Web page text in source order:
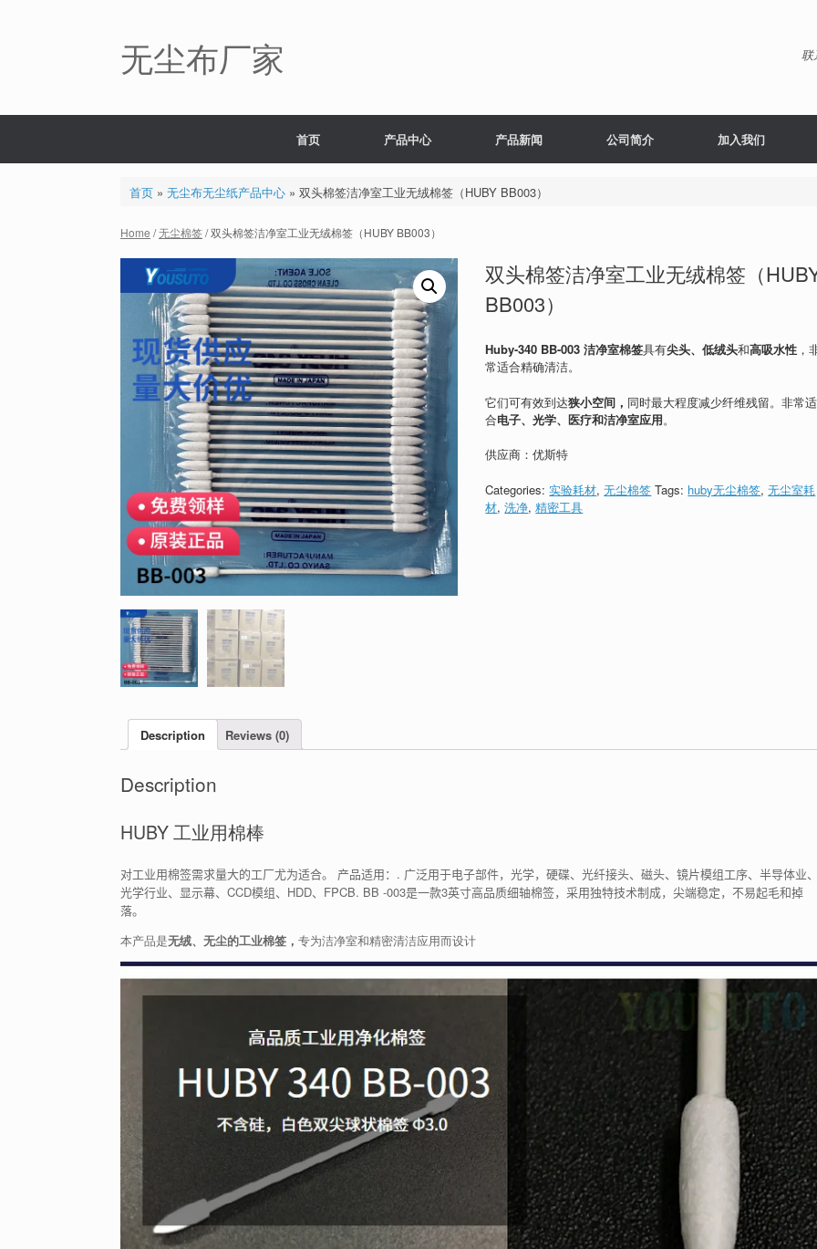
无尘布厂家 联
首页 产品中心 产品新闻 公司简介 加入我们
首页» 无尘布无尘纸产品中心» 双头棉签洁净室工业无绒棉签（HUBY BB003）
Home /无尘棉签/ 双头棉签洁净室工业无绒棉签（HUBY BB003）
双头棉签洁净室工业无绒棉签（
BB003）
Huby-340 BB-003 洁净室棉签具有尖头、低绒头和高吸水性 ，
常适合精确清洁。
它们可有效到达狭小空间， 同时最大程度减少纤维残留。非常适
合电子、光学、医疗和洁净室应用。
供应商：优斯特
Categories:实验耗材,无尘棉签 Tags: huby无尘棉签,无尘室耗
材,洗净,精密工具
Description Reviews (0)
Description
HUBY 工业用棉棒
对工业用棉签需求量大的工厂尤为适合。 产品适用：. 广泛用于电子部件，光学，硬碟、光纤接头、磁头、镜片模组工序、半导体业
光学行业、显示幕、CCD模组、HDD、FPCB. BB -003是一款3英寸高品质细轴棉签，采用独特技术制成，尖端稳定，不易起毛和掉
落。
本产品是无绒、无尘的工业棉签， 专为洁净室和精密清洁应用而设计